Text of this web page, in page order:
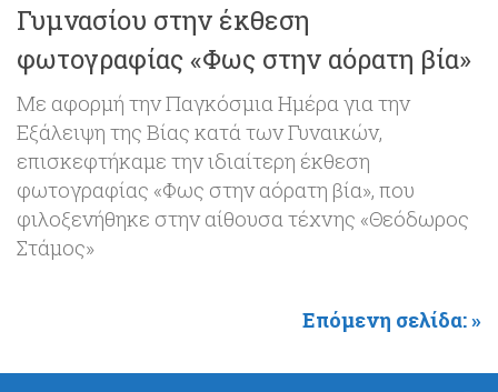
Γυμνασίου στην έκθεση
φωτογραφίας «Φως στην αόρατη βία»
Με αφορμή την Παγκόσμια Ημέρα για την
Εξάλειψη της Βίας κατά των Γυναικών,
επισκεφτήκαμε την ιδιαίτερη έκθεση
φωτογραφίας «Φως στην αόρατη βία», που
φιλοξενήθηκε στην αίθουσα τέχνης «Θεόδωρος
Στάμος»
Επόμενη σελίδα: »